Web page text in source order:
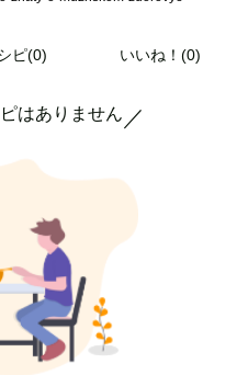
ピ(0) いいね！(0)
はありません ／